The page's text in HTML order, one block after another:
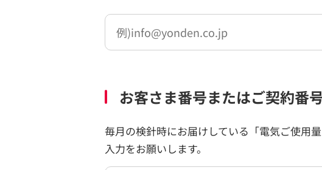
お客さま番号またはご契約番
毎月の検針時にお届けしている「電気ご使用
入力をお願いします。